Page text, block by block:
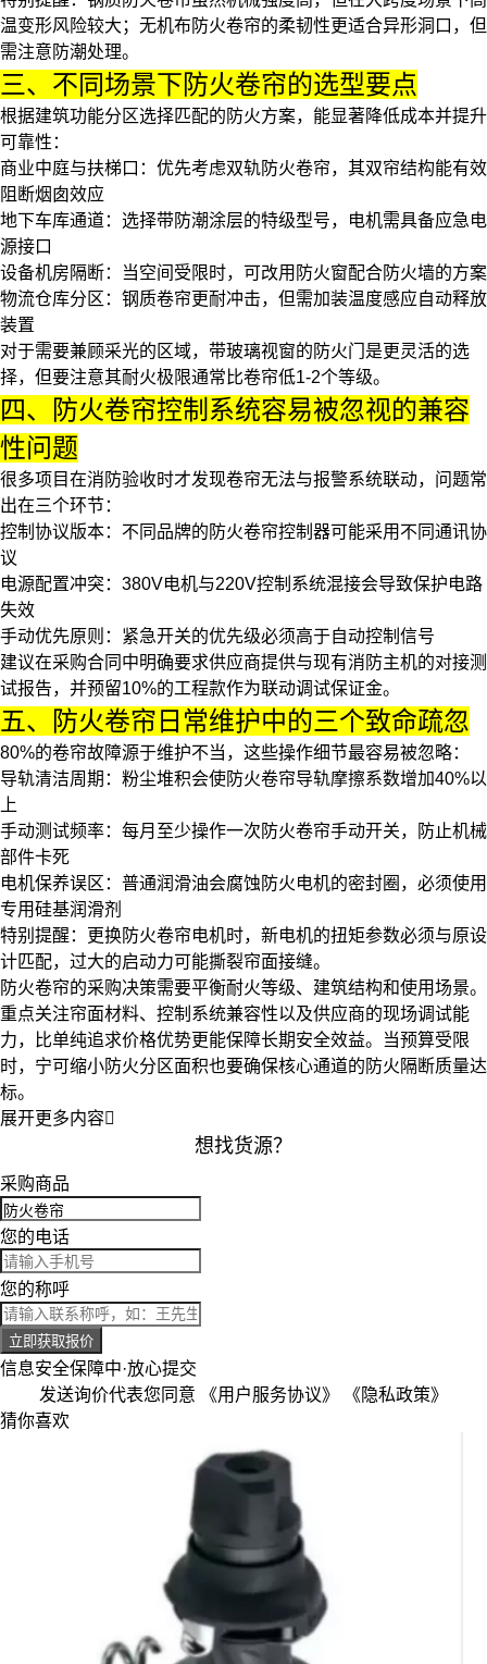
温变形风险较大； 无机布防火卷帘的柔韧性更适合异形洞口，但
需注意防潮处理。
三、不同场景下防火卷帘的选型要点
根据建筑功能分区选择匹配的防火方案，能显著降低成本并提升
可靠性：
商业中庭与扶梯口 ：优先考虑双轨防火卷帘，其双帘结构能有效
阻断烟囱效应
地下车库通道：选择带防潮涂层的特级型号，电机需具备应急电
源接口
设备机房隔断：当空间受限时，可改用 防火窗配合防火墙的方案
物流仓库分区 ：钢质卷帘更耐冲击，但需加装温度感应自动释放
装置
对于需要兼顾采光的区域，带玻璃视窗的 防火门 是更灵活的选
择，但要注意其耐火极限通常比卷帘低1-2个等级。
四、防火卷帘控制系统容易被忽视的兼容
性问题
很多项目在消防验收时才发现卷帘无法与报警系统联动，问题常
出在三个环节：
控制协议版本：不同品牌的 防火卷帘控制器可能采用不同通讯协
议
电源配置冲突：380V电机与220V控制系统混接会导致保护电路
失效
手动优先原则 ：紧急开关的优先级必须高于自动控制信号
建议在采购合同中明确要求供应商提供与现有消防主机的对接测
试报告，并预留10%的工程款作为联动调试保证金。
五、防火卷帘日常维护中的三个致命疏忽
80%的卷帘故障源于维护不当，这些操作细节最容易被忽略：
导轨清洁周期 ：粉尘堆积会使防火卷帘导轨摩擦系数增加40%以
上
手动测试频率：每月至少操作一次 防火卷帘手动开关，防止机械
部件卡死
电机保养误区 ：普通润滑油会腐蚀防火电机的密封圈，必须使用
专用硅基润滑剂
特别提醒：更换防火卷帘电机时，新电机的扭矩参数必须与原设
计匹配，过大的启动力可能撕裂帘面接缝。
防火卷帘的采购决策需要平衡耐火等级、建筑结构和使用场景。
重点关注帘面材料、控制系统兼容性以及供应商的现场调试能
力，比单纯追求价格优势更能保障长期安全效益。当预算受限
时，宁可缩小防火分区面积也要确保核心通道的 防火隔断质量达
标。
展开更多内容
想找货源？
采购商品
您的电话
您的称呼
立即获取报价
信息安全保障中·放心提交
发送询价代表您同意 《用户服务协议》
《隐私政策》
猜你喜欢